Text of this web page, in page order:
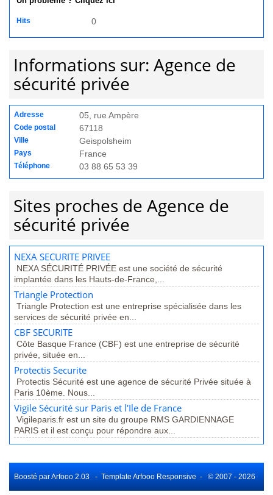
Hits 0
Informations sur: Agence de
sécurité privée
Adresse 05, rue Ampère
Code postal 67118
Ville Geispolsheim
Pays France
Téléphone 03 88 65 53 39
Sites proches de Agence de
sécurité privée
NEXA SECURITE PRIVEE
NEXA SÉCURITÉ PRIVÉE est une société de sécurité
implantée dans les Hauts-de-France,...
Triangle Protection
Triangle Protection est une entreprise spécialisée dans les
services de sécurité privée en...
CBF SECURITE
Côte Basque France (CBF) est une entreprise de sécurité
privée, située en...
Protectis Securite
Protectis Sécurité est une agence de sécurité Privée située à
Paris 10ème. Nous...
Vigile Sécurité sur Paris et l'Ile de France
Vigileparis.fr est un site du groupe RMS GARDIENNAGE
PARIS et il est conçu pour répondre aux...
Boosté par Arfooo 2.03 - Template Arfooo Responsive - © 2007 - 2026